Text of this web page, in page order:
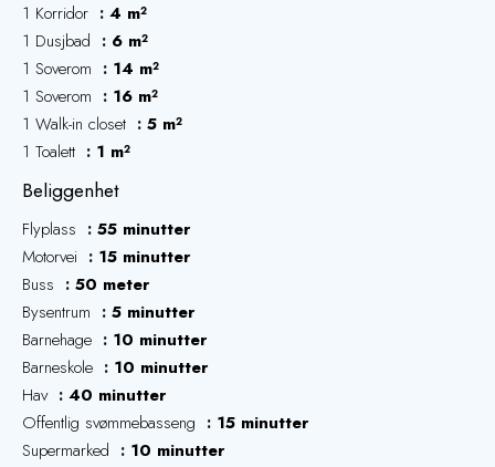
1 Korridor
4 m²
1 Dusjbad
6 m²
1 Soverom
14 m²
1 Soverom
16 m²
1 Walk-in closet
5 m²
1 Toalett
1 m²
Beliggenhet
Flyplass
55 minutter
Motorvei
15 minutter
Buss
50 meter
Bysentrum
5 minutter
Barnehage
10 minutter
Barneskole
10 minutter
Hav
40 minutter
Offentlig svømmebasseng
15 minutter
Supermarked
10 minutter